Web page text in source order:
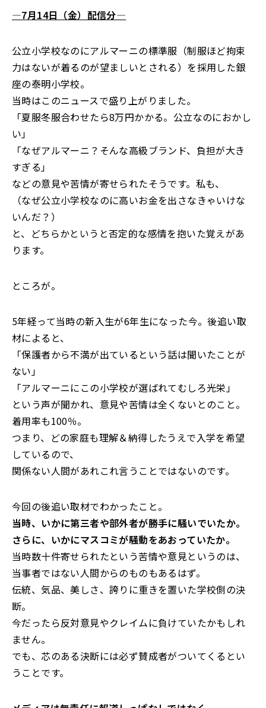
―7月14日（金）配信分―
公立小学校なのにアルマーニの標準服（制服ほど拘束
力はないが着るのが望ましいとされる）を採用した銀
座の泰明小学校。
当時はこのニュースで盛り上がりました。
「夏服冬服合わせたら8万円かかる。公立なのにおかし
い」
「なぜアルマーニ？そんな高級ブランド、負担が大き
すぎる」
などの意見や苦情が寄せられたそうです。私も、
（なぜ公立小学校なのに高いお金を出さなきゃいけな
いんだ？）
と、どちらかというと否定的な感情を抱いた覚えがあ
ります。
ところが。
5年経って当時の新入生が6年生になった今。後追い取
材によると、
「保護者から不満が出ているという話は聞いたことが
ない」
「アルマーニにこの小学校が選ばれてむしろ光栄」
という声が聞かれ、意見や苦情は全くないとのこと。
着用率も100％。
つまり、どの家庭も理解＆納得したうえで入学を希望
しているので、
関係ない人間があれこれ言うことではないのです。
今回の後追い取材でわかったこと。
当時、いかに第三者や部外者が勝手に騒いでいたか。
さらに、いかにマスコミが騒動をあおっていたか。
当時数十件寄せられたという苦情や意見というのは、
当事者ではない人間からのものもあるはず。
伝統、気品、美しさ、誇りに重きを置いた学校側の決
断。
今だったら反対意見やクレイムに負けていたかもしれ
ません。
でも、芯のある決断には必ず賛成者がついてくるとい
うことです。